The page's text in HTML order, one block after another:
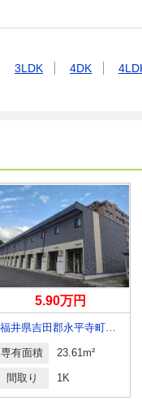
3LDK 4DK
5.90万円
福井県吉田郡永平寺町松岡御公領
専有面積 23.61m²
間取り 1K